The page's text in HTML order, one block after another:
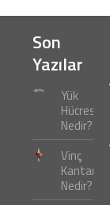
Son
Yazılar
Yük
Hücresi
Nedir?
Vinç
Kantarı
Nedir?